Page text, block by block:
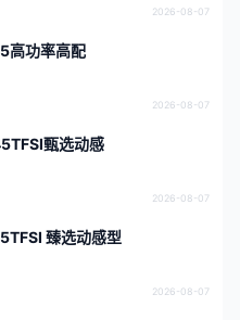
2026-08-07
高功率高配
2026-08-07
甄选动感
2026-08-07
臻选动感型
2026-08-07